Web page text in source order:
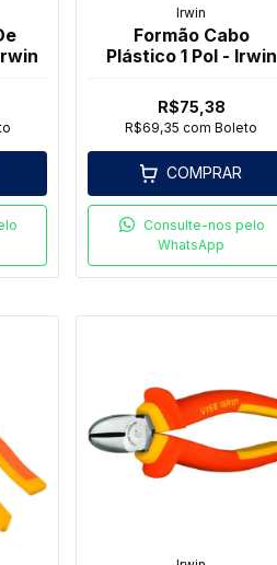
Irwin
Formão Cabo
Plástico 1 Pol - Irwin
R$75,38
R$69,35com Boleto
COMPRAR
Consulte-nos pelo
WhatsApp